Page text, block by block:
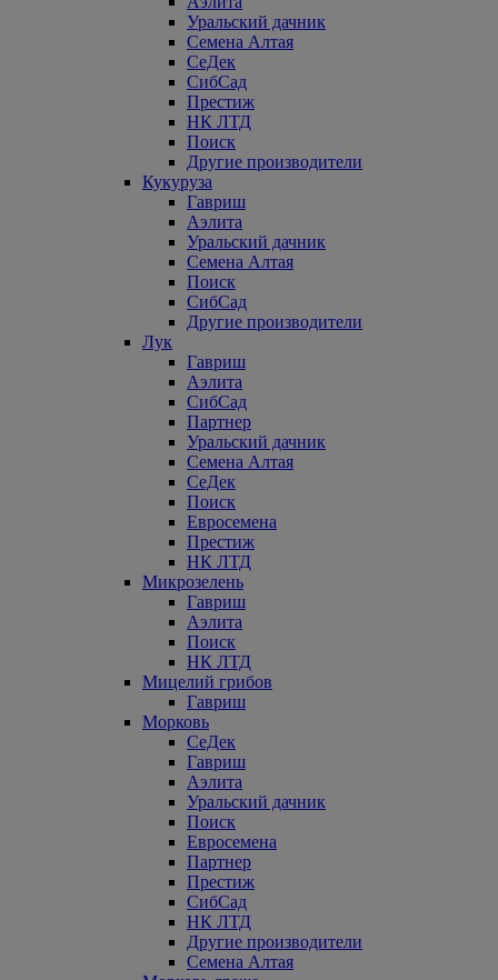
Уральский дачник
Семена Алтая
СеДек
СибСад
Престиж
НК ЛТД
Поиск
Другие производители
Кукуруза
Гавриш
Аэлита
Уральский дачник
Семена Алтая
Поиск
СибСад
Другие производители
Лук
Гавриш
Аэлита
СибСад
Партнер
Уральский дачник
Семена Алтая
СеДек
Поиск
Евросемена
Престиж
НК ЛТД
Микрозелень
Гавриш
Аэлита
Поиск
НК ЛТД
Мицелий грибов
Гавриш
Морковь
СеДек
Гавриш
Аэлита
Уральский дачник
Поиск
Евросемена
Партнер
Престиж
СибСад
НК ЛТД
Другие производители
Семена Алтая